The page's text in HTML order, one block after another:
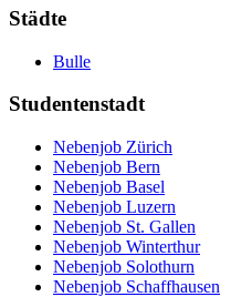
Städte
Bulle
Studentenstadt
Nebenjob Zürich
Nebenjob Bern
Nebenjob Basel
Nebenjob Luzern
Nebenjob St. Gallen
Nebenjob Winterthur
Nebenjob Solothurn
Nebenjob Schaffhausen